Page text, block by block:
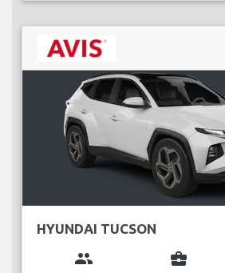
HYUNDAI TUCSON
group business_center